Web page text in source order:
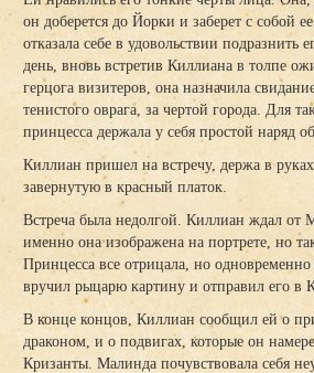
он доберется до Йорки и заберет с собой
отказала себе в удовольствии
день, вновь встретив Киллиана в толпе
герцога визитеров, она назначила
тенистого оврага, за чертой города. Для
принцесса держала у себя простой наряд
Киллиан пришел на встречу, держа в
завернутую в красный платок.
Встреча была недолгой. Киллиан ждал от
именно она изображена на портрете, но
Принцесса все отрицала, но
вручил рыцарю картину и отправил его в
В конце концов, Киллиан сообщил ей о
драконом, и о подвигах, которые он
Кризанты. Малинда почувствовала себя